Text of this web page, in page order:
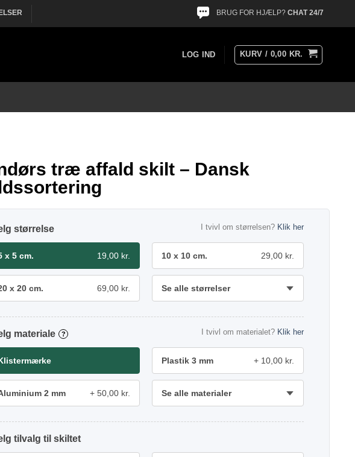
BRUG FOR HJÆLP? CHAT 24/7
LOG IND KURV / 0,00 KR.
træ affald skilt – Dansk
størrelse I tvivl om størrelsen? Klik her
x 5 cm. 19,00 kr. 10 x 10 cm. 29,00 kr.
x 20 cm. 69,00 kr. Se alle størrelser
materiale ? I tvivl om materialet? Klik her
Plastik 3 mm 10,00 kr.
2 mm 50,00 kr. Se alle materialer
tilvalg